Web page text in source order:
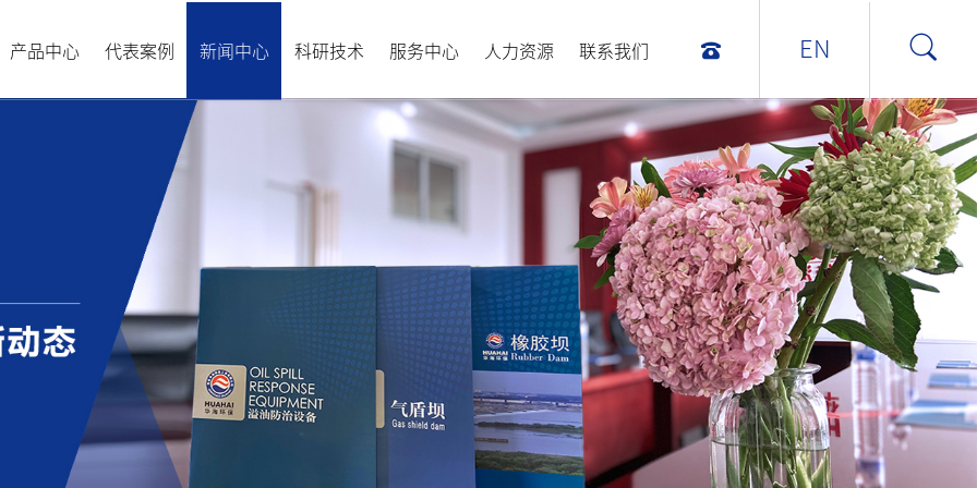
产品中心 代表案例 新闻中心 科研技术 服务中心 人力资源 联系我们 EN